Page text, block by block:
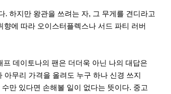
하지만 왕관을 쓰려는 자, 그 무게를 견디라고
에 따라 오이스터플렉스나 서드 파티 러버
데이토나의 팬은 더더욱 아닌 나의 대답은
아무리 가격을 올려도 누구 하나 신경 쓰지
만 있다면 손해볼 일이 없다는 뜻이다. 중고